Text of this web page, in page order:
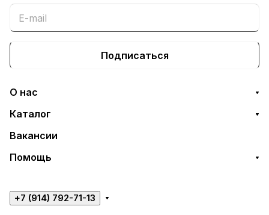
Подписаться
О нас
Каталог
Вакансии
Помощь
+7 (914) 792-71-13